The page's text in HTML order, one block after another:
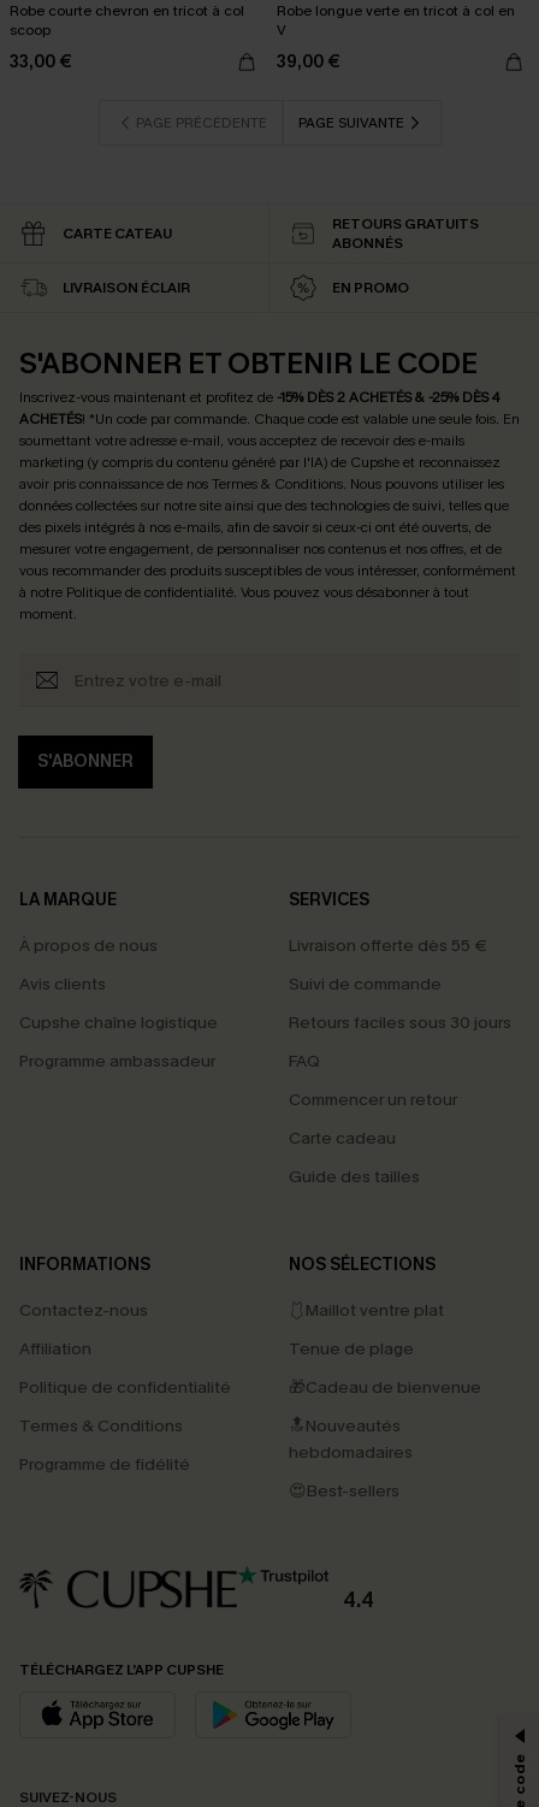
Robe courte chevron en tricot à col
scoop
33,00 €
Robe longue verte en tricot à col en
V
39,00 €
PAGE PRÉCÉDENTE PAGE SUIVANTE
CARTE CATEAU
RETOURS GRATUITS
ABONNÉS
LIVRAISON ÉCLAIR EN PROMO
S'ABONNER ET OBTENIR LE CODE
Inscrivez-vous maintenant et profitez de -15% DÈS 2 ACHETÉS & -25% DÈS 4
ACHETÉS! *Un code par commande. Chaque code est valable une seule fois. En
soumettant votre adresse e-mail, vous acceptez de recevoir des e-mails
marketing (y compris du contenu généré par l'IA) de Cupshe et reconnaissez
avoir pris connaissance de nosTermes & Conditions. Nous pouvons utiliser les
données collectées sur notre site ainsi que des technologies de suivi, telles que
des pixels intégrés à nos e-mails, afin de savoir si ceux-ci ont été ouverts, de
mesurer votre engagement, de personnaliser nos contenus et nos offres, et de
vous recommander des produits susceptibles de vous intéresser, conformément
à notre Politique de confidentialité. Vous pouvez vous désabonner à tout
moment.
S'ABONNER
LA MARQUE
À propos de nous
Avis clients
Cupshe chaîne logistique
Programme ambassadeur
SERVICES
Livraison offerte dès 55 €
Suivi de commande
Retours faciles sous 30 jours
FAQ
Commencer un retour
Carte cadeau
Guide des tailles
INFORMATIONS
Contactez-nous
Affiliation
Politique de confidentialité
Termes & Conditions
Programme de fidélité
NOS SÉLECTIONS
🩱Maillot ventre plat
Tenue de plage
🎁Cadeau de bienvenue
🔝Nouveautés
hebdomadaires
😍Best-sellers
4.4
TÉLÉCHARGEZ L’APP CUPSHE
SUIVEZ-NOUS
PROFITEZ DE -15%
-15% dès 2 Achetés par E-mail